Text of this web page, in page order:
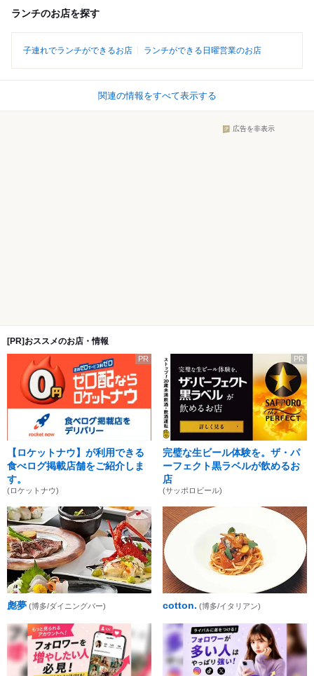
ランチのお店を探す
子連れでランチができるお店 ランチができる日曜営業のお店
関連の情報をすべて表示する
広告を非表示
[PR]おススメのお店・情報
PR
【ロケットナウ】が利用できる
食べログ掲載店舗をご紹介しま
す。
(ロケットナウ)
PR
完璧な生ビール体験を。ザ・パ
ーフェクト黒ラベルが飲めるお
店
(サッポロビール)
彪夢 (博多/ダイニングバー) cotton. (博多/イタリアン)